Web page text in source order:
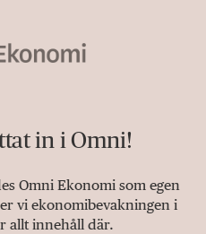
in i Omni!
Omni Ekonomi som egen
vi ekonomibevakningen i
allt innehåll där.